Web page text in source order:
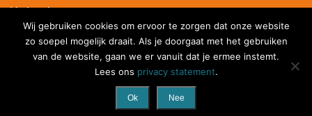
Verbonden met
Amsterdam UMC
Social Media
Wij gebruiken cookies om ervoor te zorgen dat onze website
zo soepel mogelijk draait. Als je doorgaat met het gebruiken
van de website, gaan we er vanuit dat je ermee instemt.
Lees ons privacy statement.
Ok Nee